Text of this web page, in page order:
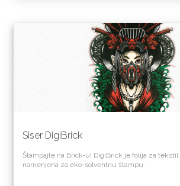
Siser DigiBrick
Štampajte na Brick-u! DigiBrick je folija za
namenjena za eko-solventnu štampu.